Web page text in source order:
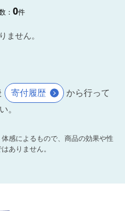
：0件
ません。
寄付履歴
から行って
。
感によるもので、商品の効果や性
ありません。